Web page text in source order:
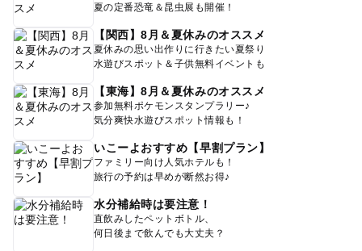
夏の定番恐竜＆昆虫展も開催！
【関西】8月＆夏休みのオススメ
夏休みの思い出作りに行きたい夏祭り
水遊びスポット＆子供無料イベントも
【東海】8月＆夏休みのオススメ
参加無料ポケモンスタンプラリー♪
気分爽快水遊びスポット情報も！
いこーよおすすめ【早割プラン】
ファミリー向け人気ホテルも！
旅行の予約は早めが断然お得♪
水分補給時は要注意！
直飲みしたペットボトル、
何日後まで飲んでも大丈夫？